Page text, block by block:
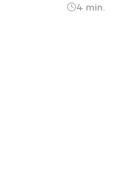
4 min.